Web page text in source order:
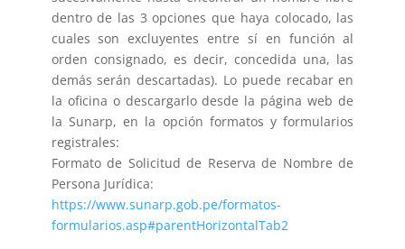
dentro de las 3 opciones que haya colocado, las
cuales son excluyentes entre sí en función al
orden consignado, es decir, concedida una, las
demás serán descartadas). Lo puede recabar en
la oficina o descargarlo desde la página web de
la Sunarp, en la opción formatos y formularios
registrales:
Formato de Solicitud de Reserva de Nombre de
Persona Jurídica:
https://www.sunarp.gob.pe/formatos-
formularios.asp#parentHorizontalTab2